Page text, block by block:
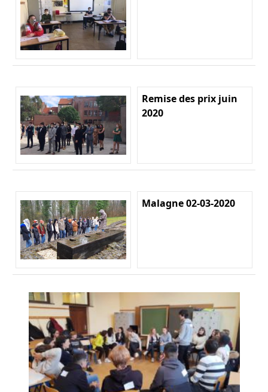
Remise des prix juin
2020
Malagne 02-03-2020